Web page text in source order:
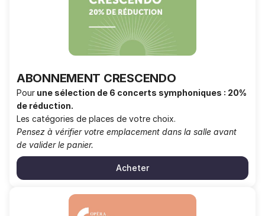
ABONNEMENT CRESCENDO
Pour une sélection de 6 concerts symphoniques : 20%
de réduction.
Les catégories de places de votre choix.
Pensez à vérifier votre emplacement dans la salle avant
de valider le panier.
Acheter
ABONNEMENT